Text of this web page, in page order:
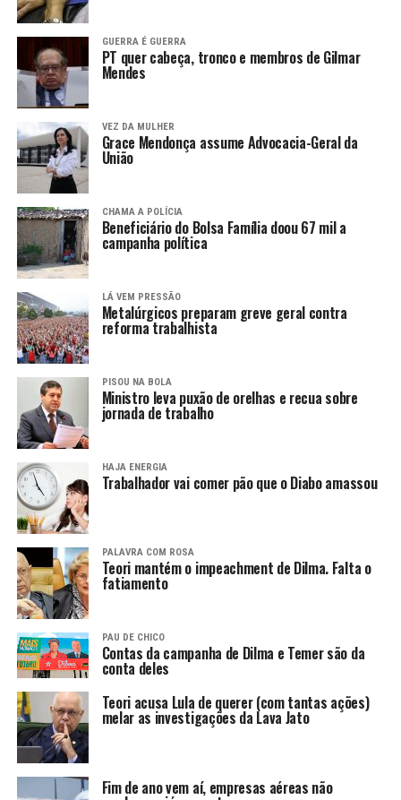
GUERRA É GUERRA
PT quer cabeça, tronco e membros de Gilmar
Mendes
VEZ DA MULHER
Grace Mendonça assume Advocacia-Geral da
União
CHAMA A POLÍCIA
Beneficiário do Bolsa Família doou 67 mil a
campanha política
LÁ VEM PRESSÃO
Metalúrgicos preparam greve geral contra
reforma trabalhista
PISOU NA BOLA
Ministro leva puxão de orelhas e recua sobre
jornada de trabalho
HAJA ENERGIA
Trabalhador vai comer pão que o Diabo amassou
PALAVRA COM ROSA
Teori mantém o impeachment de Dilma. Falta o
fatiamento
PAU DE CHICO
Contas da campanha de Dilma e Temer são da
conta deles
Teori acusa Lula de querer (com tantas ações)
melar as investigações da Lava Jato
Fim de ano vem aí, empresas aéreas não